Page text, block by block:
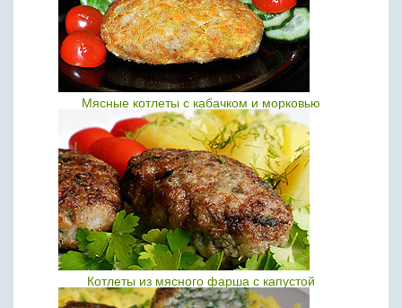
Мясные котлеты с кабачком и морковью
Котлеты из мясного фарша с капустой